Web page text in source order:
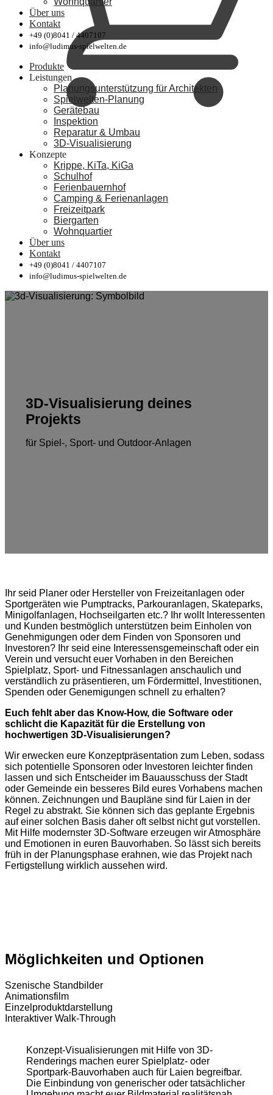
Über uns
Kontakt
+49 (0)8041 / 4407107
info@ludimus-spielwelten.de
Produkte
Leistungen
Planungsunterstützung für Architekten
Spielwelten-Planung
Gerätebau
Inspektion
Reparatur & Umbau
3D-Visualisierung
Konzepte
Krippe, KiTa, KiGa
Schulhof
Ferienbauernhof
Camping & Ferienanlagen
Freizeitpark
Biergarten
Wohnquartier
Über uns
Kontakt
+49 (0)8041 / 4407107
info@ludimus-spielwelten.de
3D-Visualisierung deines
Projekts
für Spiel-, Sport- und Outdoor-Anlagen
Ihr seid Planer oder Hersteller von Freizeitanlagen oder
Sportgeräten wie Pumptracks, Parkouranlagen, Skateparks,
Minigolfanlagen, Hochseilgarten etc.? Ihr wollt Interessenten
und Kunden bestmöglich unterstützen beim Einholen von
Genehmigungen oder dem Finden von Sponsoren und
Investoren? Ihr seid eine Interessensgemeinschaft oder ein
Verein und versucht euer Vorhaben in den Bereichen
Spielplatz, Sport- und Fitnessanlagen anschaulich und
verständlich zu präsentieren, um Fördermittel, Investitionen,
Spenden oder Genemigungen schnell zu erhalten?
Euch fehlt aber das Know-How, die Software oder
schlicht die Kapazität für die Erstellung von
hochwertigen 3D-Visualisierungen?
Wir erwecken eure Konzeptpräsentation zum Leben, sodass
sich potentielle Sponsoren oder Investoren leichter finden
lassen und sich Entscheider im Bauausschuss der Stadt
oder Gemeinde ein besseres Bild eures Vorhabens machen
können. Zeichnungen und Baupläne sind für Laien in der
Regel zu abstrakt. Sie können sich das geplante Ergebnis
auf einer solchen Basis daher oft selbst nicht gut vorstellen.
Mit Hilfe modernster 3D-Software erzeugen wir Atmosphäre
und Emotionen in euren Bauvorhaben. So lässt sich bereits
früh in der Planungsphase erahnen, wie das Projekt nach
Fertigstellung wirklich aussehen wird.
Möglichkeiten und Optionen
Szenische Standbilder
Animationsfilm
Einzelproduktdarstellung
Interaktiver Walk-Through
Konzept-Visualisierungen mit Hilfe von 3D-
Renderings machen eurer Spielplatz- oder
Sportpark-Bauvorhaben auch für Laien begreifbar.
Die Einbindung von generischer oder tatsächlicher